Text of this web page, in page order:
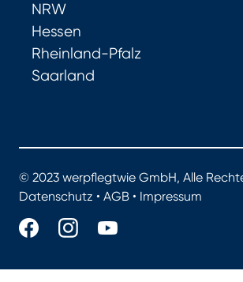
NRW
Hessen
Rheinland-Pfalz
Saarland
© 2023 werpflegtwie GmbH, Alle
Datenschutz • AGB • Impressum